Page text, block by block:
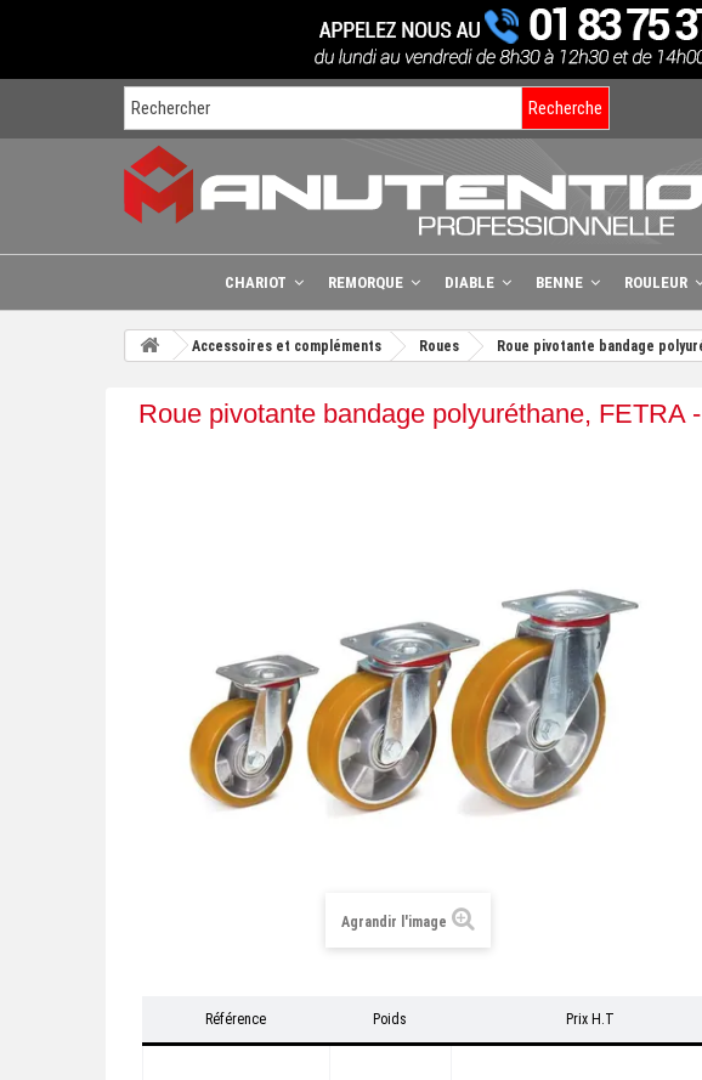
Recherche
CHARIOT REMORQUE DIABLE BENNE ROULEUR
Accessoires et compléments Roues Roue pivotante bandage
Roue pivotante bandage polyuréthane, FETRA
Agrandir l'image
Référence Poids Prix H.T